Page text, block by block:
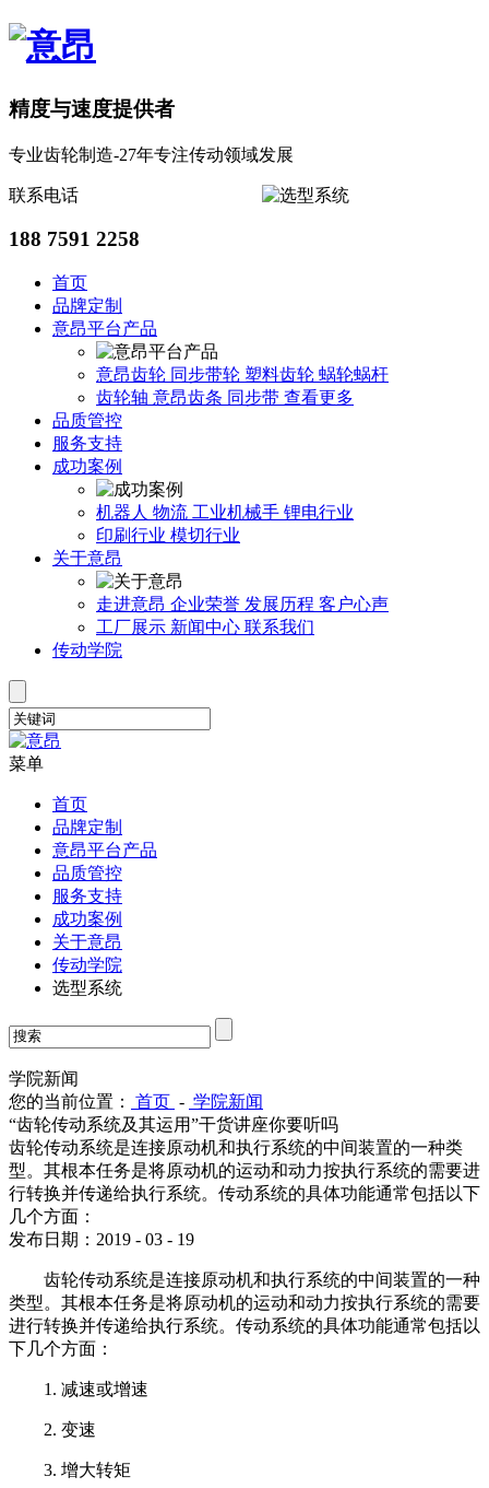
精度与速度提供者
专业齿轮制造-27年专注传动领域发展
联系电话
188 7591 2258
首页
品牌定制
意昂平台产品
意昂齿轮 同步带轮 塑料齿轮 蜗轮蜗杆
齿轮轴 意昂齿条 同步带 查看更多
品质管控
服务支持
成功案例
机器人 物流 工业机械手 锂电行业
印刷行业 模切行业
关于意昂
走进意昂 企业荣誉 发展历程 客户心声
工厂展示 新闻中心 联系我们
传动学院
菜单
首页
品牌定制
意昂平台产品
品质管控
服务支持
成功案例
关于意昂
传动学院
选型系统
学院新闻
您的当前位置：
首页 - 学院新闻
“齿轮传动系统及其运用”干货讲座你要听吗
齿轮传动系统是连接原动机和执行系统的中间装置的一种类
型。其根本任务是将原动机的运动和动力按执行系统的需要进
行转换并传递给执行系统。传动系统的具体功能通常包括以下
几个方面：
发布日期：2019 - 03 - 19
齿轮传动系统是连接原动机和执行系统的中间装置的一种
类型。其根本任务是将原动机的运动和动力按执行系统的需要
进行转换并传递给执行系统。传动系统的具体功能通常包括以
下几个方面：
1. 减速或增速
2. 变速
3. 增大转矩